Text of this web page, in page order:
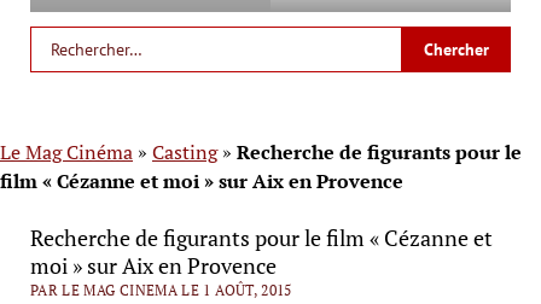
Le Mag Cinéma » Casting» Recherche de figurants pour le
film « Cézanne et moi » sur Aix en Provence
Recherche de figurants pour le film « Cézanne et
moi » sur Aix en Provence
PAR LE MAG CINEMA LE 1 AOÛT, 2015